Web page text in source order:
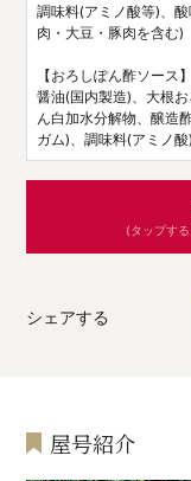
調味料(アミノ酸等)、
肉・大豆・豚肉を含む)
【おろしぽん酢ソース】
醤油(国内製造)、大根
ん白加水分解物、醸造
ガム)、調味料(アミノ
(タップす
シェアする
屋号紹介